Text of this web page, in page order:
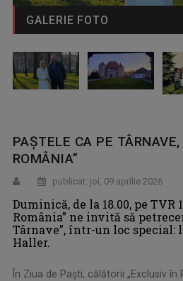
GALERIE FOTO
PAȘTELE CA PE
ROMÂNIA”
publicat: joi, 09 aprilie 2026
Duminică, de la 18.00, pe TVR
România” ne invită să
Târnave”, într-un loc special:
Haller.
În Ziua de Paşti, călătorii „Exclusiv în